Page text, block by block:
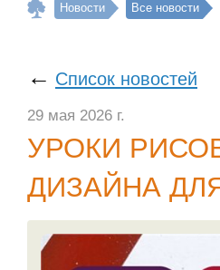
Новости Все новости
← Список новостей
29 мая 2026 г.
УРОКИ
ДИЗАЙНА